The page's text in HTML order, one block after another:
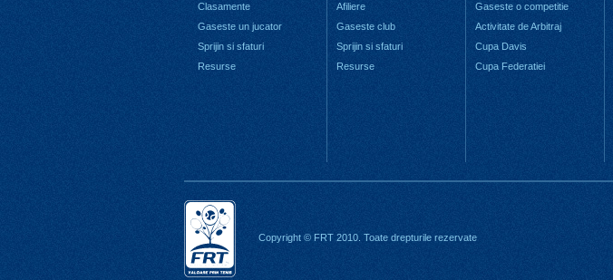
Clasamente
Gaseste un jucator
Sprijin si sfaturi
Resurse
Afiliere
Gaseste club
Sprijin si sfaturi
Resurse
Gaseste o competitie
Activitate de Arbitraj
Cupa Davis
Cupa Federatiei
Copyright © FRT 2010. Toate drepturile rezervate